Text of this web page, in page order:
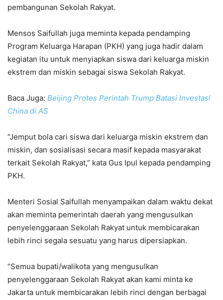
pembangunan Sekolah Rakyat.
Mensos Saifullah juga meminta kepada pendamping
Program Keluarga Harapan (PKH) yang juga hadir dalam
kegiatan itu untuk menyiapkan siswa dari keluarga miskin
ekstrem dan miskin sebagai siswa Sekolah Rakyat.
Baca Juga: Beijing Protes Perintah Trump Batasi Investasi
China di AS
“Jemput bola cari siswa dari keluarga miskin ekstrem dan
miskin, dan sosialisasi secara masif kepada masyarakat
terkait Sekolah Rakyat,” kata Gus Ipul kepada pendamping
PKH.
Menteri Sosial Saifullah menyampaikan dalam waktu dekat
akan meminta pemerintah daerah yang mengusulkan
penyelenggaraan Sekolah Rakyat untuk membicarakan
lebih rinci segala sesuatu yang harus dipersiapkan.
“Semua bupati/walikota yang mengusulkan
penyelenggaraan Sekolah Rakyat akan kami minta ke
Jakarta untuk membicarakan lebih rinci dengan berbagai